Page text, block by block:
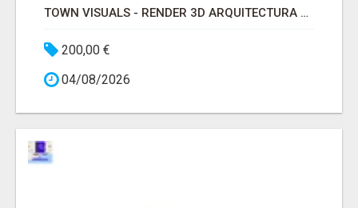
TOWN VISUALS - RENDER 3D ARQUITECTURA MADRID
200,00 €
04/08/2026